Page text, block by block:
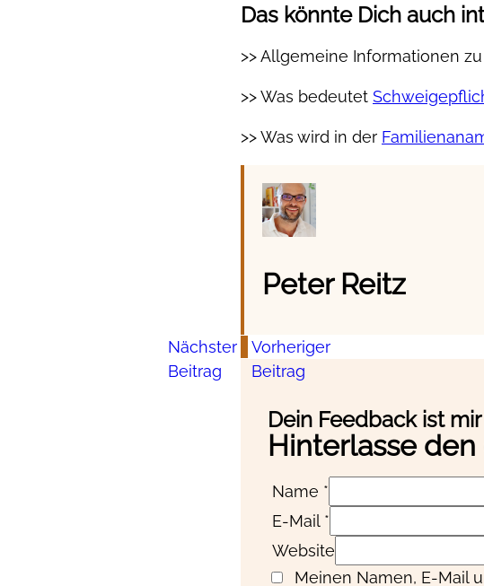
Das könnte Dich auch
>> Allgemeine Informationen zu
>> Was bedeutet
>> Was wird in der
Peter Reitz
Vorheriger
Beitrag
Nächster
Beitrag
Dein Feedback ist
Hinterlasse
Name *
E-Mail *
Website
Meinen Namen, E-Mail